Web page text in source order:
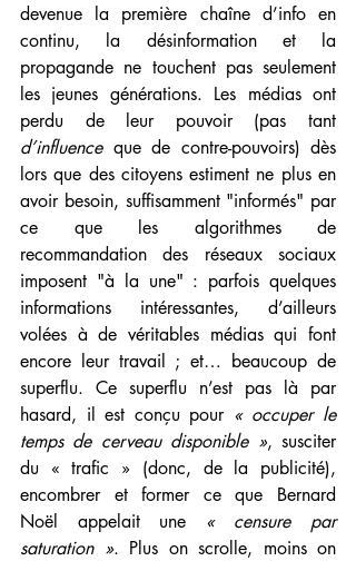
devenue la première chaîne d’info en
continu, la désinformation et la
propagande ne touchent pas seulement
les jeunes générations. Les médias ont
d’influence que de contre-pouvoirs) dès
lors que des citoyens estiment ne plus en
avoir besoin, suffisamment "informés" par
ce que les algorithmes de
recommandation des réseaux sociaux
imposent "à la une" : parfois quelques
informations intéressantes, d’ailleurs
volées à de véritables médias qui font
encore leur travail ; et… beaucoup de
superflu. Ce superflu n’est pas là par
hasard, il est conçu pour « occuper le
temps de cerveau disponible », susciter
du « trafic » (donc, de la publicité),
encombrer et former ce que Bernard
Noël appelait une « censure par
saturation ». Plus on scrolle, moins on